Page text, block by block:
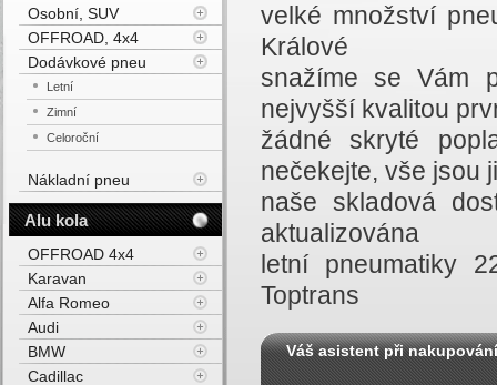
velké množství
Králové
snažíme se Vám
nejvyšší kvalitou
žádné skryté
nečekejte, vše jsou
naše skladová
aktualizována
letní pneumatiky
Toptrans
Váš asistent při nakupování
Osobní, SUV
OFFROAD, 4x4
Dodávkové pneu
Letní
Zimní
Celoroční
Nákladní pneu
Alu kola
OFFROAD 4x4
Karavan
Alfa Romeo
Audi
BMW
Cadillac